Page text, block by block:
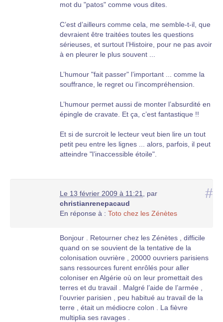
mot du "patos" comme vous dites.
C’est d’ailleurs comme cela, me semble-t-il, que
devraient être traitées toutes les questions
sérieuses, et surtout l’Histoire, pour ne pas avoir
à en pleurer le plus souvent ...
L’humour "fait passer" l’important ... comme la
souffrance, le regret ou l’incompréhension.
L’humour permet aussi de monter l’absurdité en
épingle de cravate. Et ça, c’est fantastique !!
Et si de surcroit le lecteur veut bien lire un tout
petit peu entre les lignes ... alors, parfois, il peut
atteindre "l’inaccessible étoile".
#
Le 13 février 2009 à 11:21
par
christianrenepacaud
En réponse à : Toto chez les Zénètes
Bonjour . Retourner chez les Zénètes , difficile
quand on se souvient de la tentative de la
colonisation ouvrière , 20000 ouvriers parisiens
sans ressources furent enrôlés pour aller
coloniser en Algérie où on leur promettait des
terres et du travail . Malgré l’aide de l’armée ,
l’ouvrier parisien , peu habitué au travail de la
terre , était un médiocre colon . La fièvre
multiplia ses ravages .